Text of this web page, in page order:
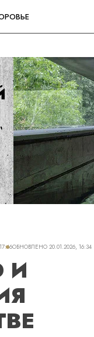
ОБНОВЛЕНО 20.01.2026, 16:34
И